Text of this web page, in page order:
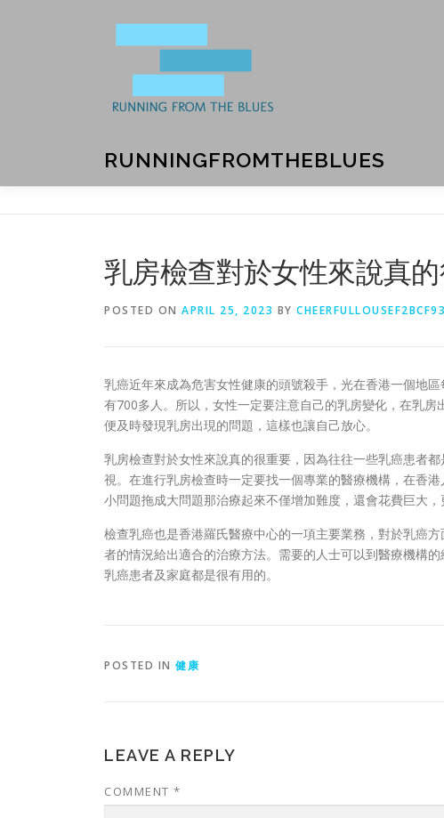
RUNNINGFROMTHEBLUES
乳房檢查對於女性來說真
POSTED ON APRIL 25, 2023 BY
乳癌近年來成為危害女性健康的頭號殺手，光在香港一個地
有700多人。所以，女性一定要注意自己的乳房變化，在乳
便及時發現乳房出現的問題，這樣也讓自己放心。
乳房檢查對於女性來說真的很重要，因為往往一些乳癌患者
視。在進行乳房檢查時一定要找一個專業的醫療機構，在香
小問題拖成大問題那治療起來不僅增加難度，還會花費巨大
檢查乳癌也是香港羅氏醫療中心的一項主要業務，對於乳癌
者的情況給出適合的治療方法。需要的人士可以到醫療機構
乳癌患者及家庭都是很有用的。
POSTED IN 健康
LEAVE A REPLY
COMMENT *